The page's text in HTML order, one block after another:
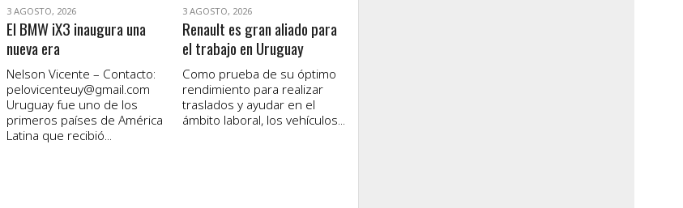
3 AGOSTO, 2026
El BMW iX3 inaugura una
nueva era
Nelson Vicente – Contacto:
pelovicenteuy@gmail.com
Uruguay fue uno de los
primeros países de América
Latina que recibió...
3 AGOSTO, 2026
Renault es gran aliado para
el trabajo en Uruguay
Como prueba de su óptimo
rendimiento para realizar
traslados y ayudar en el
ámbito laboral, los vehículos...